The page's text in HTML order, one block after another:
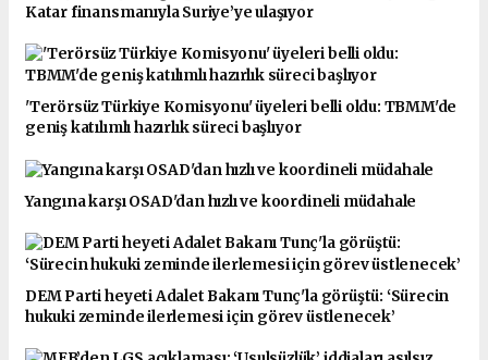
Katar finansmanıyla Suriye’ye ulaşıyor
'Terörsüz Türkiye Komisyonu' üyeleri belli oldu: TBMM'de
geniş katılımlı hazırlık süreci başlıyor
Yangına karşı OSAD'dan hızlı ve koordineli müdahale
DEM Parti heyeti Adalet Bakanı Tunç'la görüştü: ‘Sürecin
hukuki zeminde ilerlemesi için görev üstlenecek’